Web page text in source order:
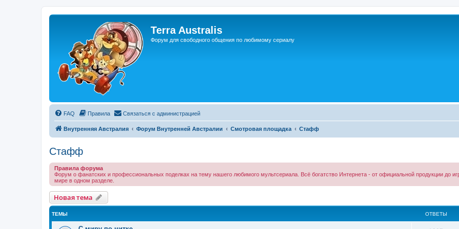
Terra Australis
Форум для свободного общения по любимому сериалу
FAQ Правила Связаться с администрацией
Внутренняя Австралия Форум Внутренней Австралии Смотровая площадка Стафф
Стафф
Правила форума
Форум о фанатских и профессиональных поделках на тему нашего любимого мультсериала. Всё богатство Интернета - от официальной продукции до
мире в одном разделе.
Новая тема
Новаятема
ТЕМЫ ОТВЕТЫ